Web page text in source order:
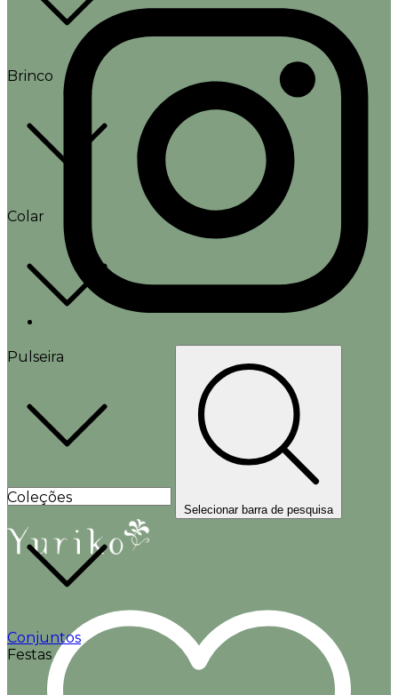
Brinco
Colar
Pulseira
Coleções
Conjuntos
Festas
Selecionar barra de pesquisa